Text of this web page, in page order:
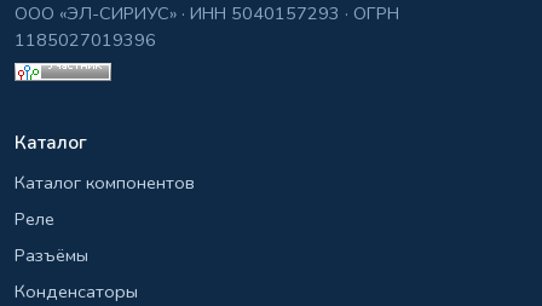
ООО «ЭЛ-СИРИУС» · ИНН 5040157293 · ОГРН
1185027019396
Каталог
Каталог компонентов
Реле
Разъёмы
Конденсаторы